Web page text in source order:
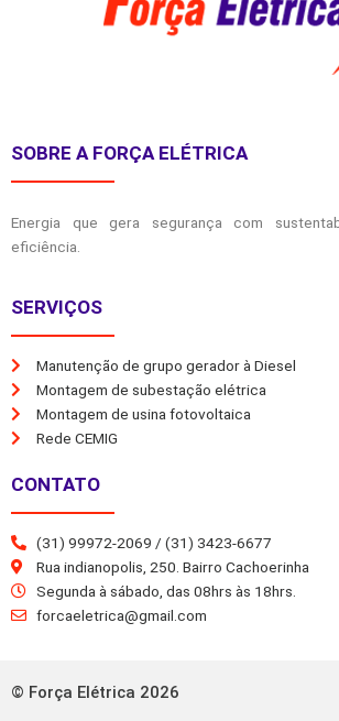
SOBRE A FORÇA ELÉTRICA
Energia que gera segurança com
eficiência.
SERVIÇOS
Manutenção de grupo gerador à Diesel
Montagem de subestação elétrica
Montagem de usina fotovoltaica
Rede CEMIG
CONTATO
(31) 99972-2069 / (31) 3423-6677
Rua indianopolis, 250. Bairro Cachoerinha
Segunda à sábado, das 08hrs às 18hrs.
forcaeletrica@gmail.com
© Força Elétrica 2026